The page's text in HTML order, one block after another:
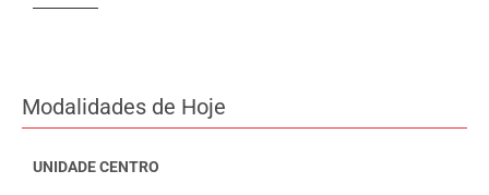
Modalidades de Hoje
UNIDADE CENTRO